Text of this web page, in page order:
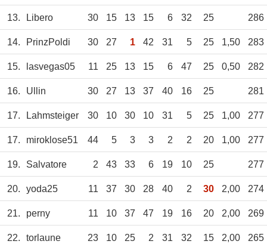
13. Libero 30 15 13 15 6 32 25 286
14. PrinzPoldi 30 27 1 42 31 5 25 1,50 283
15. lasvegas05 11 25 13 15 6 47 25 0,50 282
16. Ullin 30 27 13 37 40 16 25 281
17. Lahmsteiger 30 10 30 10 31 5 25 1,00 277
17. miroklose51 44 5 3 3 2 2 20 1,00 277
19. Salvatore 2 43 33 6 19 10 25 277
20. yoda25 11 37 30 28 40 2 30 2,00 274
21. perny 11 10 37 47 19 16 20 2,00 269
22. torlaune 23 10 25 2 31 32 15 2,00 265